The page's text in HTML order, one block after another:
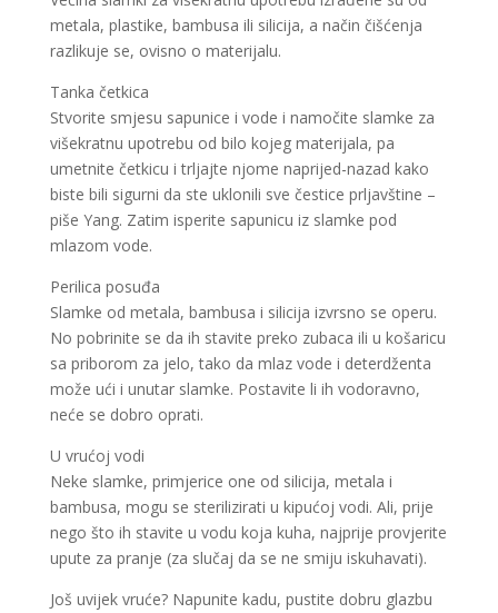
metala, plastike, bambusa ili silicija, a način čišćenja
razlikuje se, ovisno o materijalu.
Tanka četkica
Stvorite smjesu sapunice i vode i namočite slamke za
višekratnu upotrebu od bilo kojeg materijala, pa
umetnite četkicu i trljajte njome naprijed-nazad kako
biste bili sigurni da ste uklonili sve čestice prljavštine –
piše Yang. Zatim isperite sapunicu iz slamke pod
mlazom vode.
Perilica posuđa
Slamke od metala, bambusa i silicija izvrsno se operu.
No pobrinite se da ih stavite preko zubaca ili u košaricu
sa priborom za jelo, tako da mlaz vode i deterdženta
može ući i unutar slamke. Postavite li ih vodoravno,
neće se dobro oprati.
U vrućoj vodi
Neke slamke, primjerice one od silicija, metala i
bambusa, mogu se sterilizirati u kipućoj vodi. Ali, prije
nego što ih stavite u vodu koja kuha, najprije provjerite
upute za pranje (za slučaj da se ne smiju iskuhavati).
Još uvijek vruće? Napunite kadu, pustite dobru glazbu